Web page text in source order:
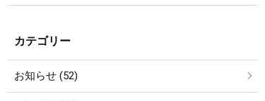
カテゴリー
お知らせ (52)